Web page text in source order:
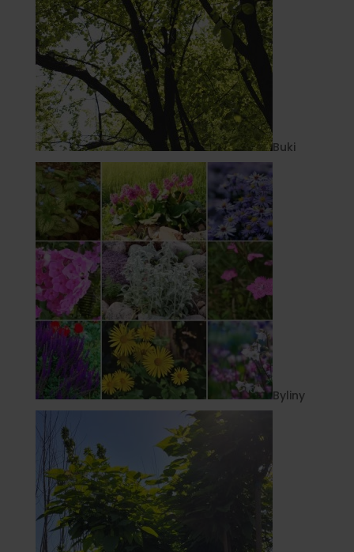
Buki
Byliny